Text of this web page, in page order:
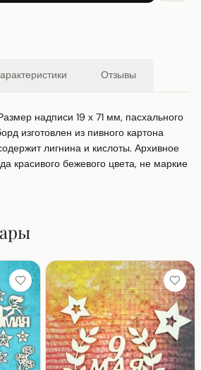
Отзывы
надписи 19 х 71 мм, пасхального
изготовлен из пивного картона
лигнина и кислоты. Архивное
красивого бежевого цвета, не маркие